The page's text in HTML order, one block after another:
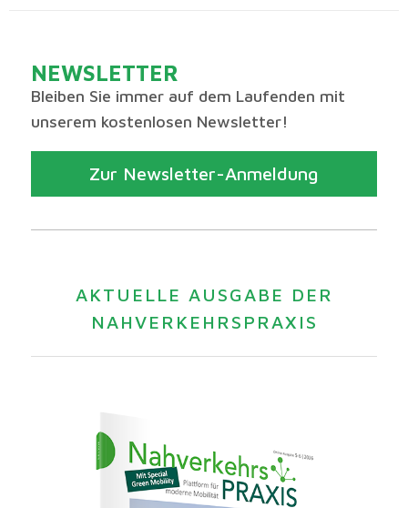
NEWSLETTER
Bleiben Sie immer auf dem Laufenden mit
unserem kostenlosen Newsletter!
Zur Newsletter-Anmeldung
AKTUELLE AUSGABE DER
NAHVERKEHRSPRAXIS